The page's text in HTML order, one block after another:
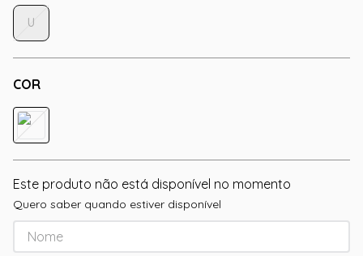
COR
U
Este produto não está disponível no momento
Quero saber quando estiver disponível